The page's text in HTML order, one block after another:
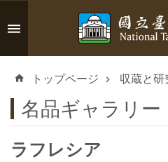
メインのコンテンツブロックに
な
索
トップページ 収蔵と研
名品ギャラリー
ラフレシア